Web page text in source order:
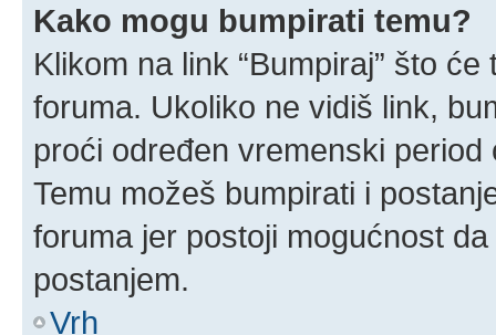
Kako mogu bumpirati temu?
Klikom na link “Bumpiraj” što
foruma. Ukoliko ne vidiš link,
proći određen vremenski
Temu možeš bumpirati i
foruma jer postoji mogućnost
postanjem.
Vrh